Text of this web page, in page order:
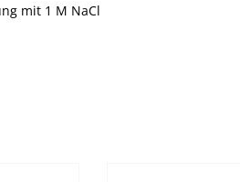
mit 1 M NaCl